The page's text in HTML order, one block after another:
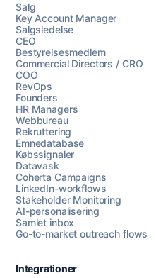
Salg
Key Account Manager
Salgsledelse
CEO
Bestyrelsesmedlem
Commercial Directors / CRO
COO
RevOps
Founders
HR Managers
Webbureau
Rekruttering
Emnedatabase
Købssignaler
Datavask
Coherta Campaigns
LinkedIn-workflows
Stakeholder Monitoring
AI-personalisering
Samlet inbox
Go-to-market outreach flows
Integrationer